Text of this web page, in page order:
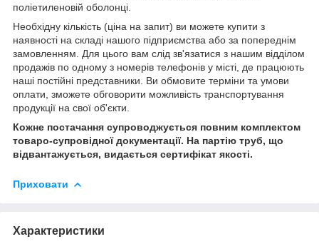
поліетиленовій оболонці.
Необхідну кількість (ціна на запит) ви можете купити з
наявності на складі нашого підприємства або за попереднім
замовленням. Для цього вам слід зв'язатися з нашим відділом
продажів по одному з номерів телефонів у місті, де працюють
наші постійні представники. Ви обмовите терміни та умови
оплати, зможете обговорити можливість транспортування
продукції на свої об'єкти.
Кожне постачання супроводжується повним комплектом
товаро-супровідної документації. На партію труб, що
відвантажується, видається сертифікат якості.
Приховати
Характеристики